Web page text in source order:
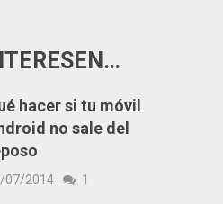
hacer si tu móvil
no sale del
07/2014 1